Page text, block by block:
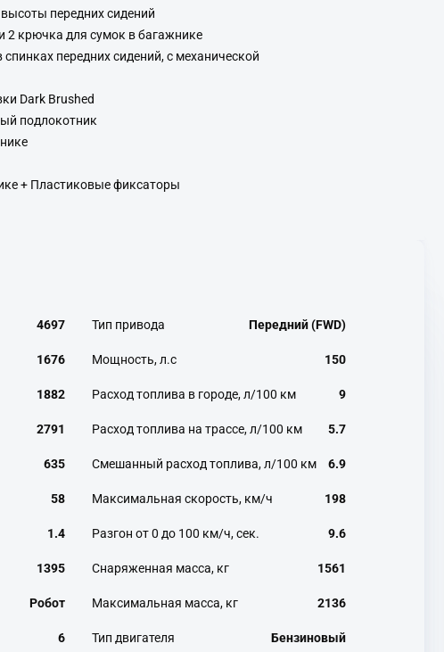
передних сидений
2 крючка для сумок в багажнике
передних сидений, с механической
Dark Brushed
подлокотник
+ Пластиковые фиксаторы
4697
1676
1882
2791
635
58
1.4
1395
Робот
6
Тип привода
Мощность, л.с
Расход топлива в городе, л/100 км
Расход топлива на трассе, л/100 км
Смешанный расход топлива, л/100 км
Максимальная скорость, км/ч
Разгон от 0 до 100 км/ч, сек.
Снаряженная масса, кг
Максимальная масса, кг
Тип двигателя
Передний (FWD)
150
9
5.7
6.9
198
9.6
1561
2136
Бензиновый